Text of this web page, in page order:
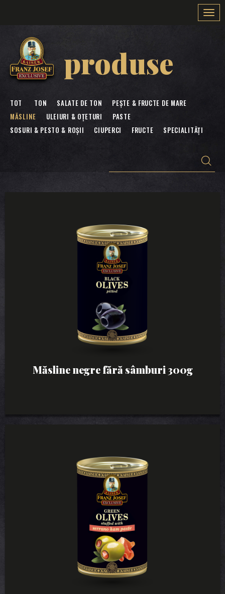
produse
TOT TON SALATE DE TON
PEȘTE & FRUCTE DE MARE
MĂSLINE
ULEIURI & OȚETURI
PASTE
SOSURI & PESTO & ROȘII
CIUPERCI FRUCTE SPECIALITĂȚI
Măsline negre fără sâmburi 300g